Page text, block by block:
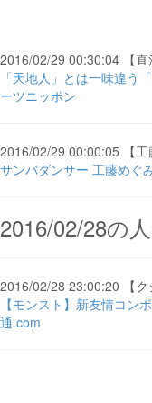
2016/02/29 00:30:04 【直
「天地人」とは一味違う
ーツニッポン
2016/02/29 00:00:05 【工
サンバダンサー 工藤めぐ
2016/02/28の
2016/02/28 23:00:20 【ク
【モンスト】新友情コン
通.com